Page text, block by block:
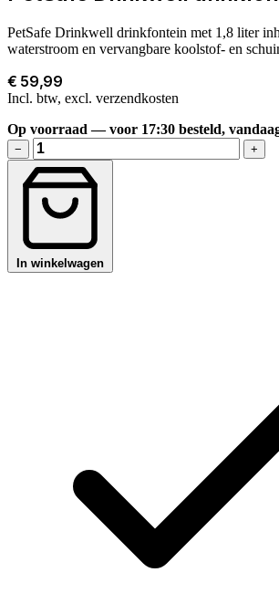
PetSafe Drinkwell drinkfontein met 1,8 liter
waterstroom en vervangbare koolstof- en
€ 59,99
Incl. btw, excl. verzendkosten
Op voorraad — voor 17:30 besteld,
− +
In winkelwagen